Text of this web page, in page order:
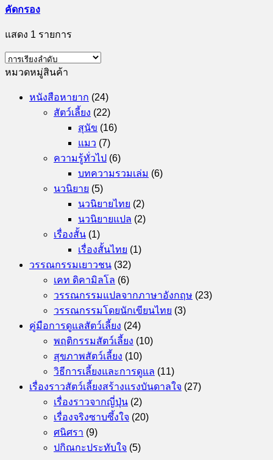
คัดกรอง
แสดง 1 รายการ
หมวดหมู่สินค้า
หนังสือหายาก (24)
สัตว์เลี้ยง (22)
สุนัข (16)
แมว (7)
ความรู้ทั่วไป (6)
บทความรวมเล่ม (6)
นวนิยาย (5)
นวนิยายไทย (2)
นวนิยายแปล (2)
เรื่องสั้น (1)
เรื่องสั้นไทย (1)
วรรณกรรมเยาวชน (32)
เคท ดิคามิลโล (6)
วรรณกรรมแปลจากภาษาอังกฤษ (23)
วรรณกรรมโดยนักเขียนไทย (3)
คู่มือการดูแลสัตว์เลี้ยง (24)
พฤติกรรมสัตว์เลี้ยง (10)
สุขภาพสัตว์เลี้ยง (10)
วิธีการเลี้ยงและการดูแล (11)
เรื่องราวสัตว์เลี้ยงสร้างแรงบันดาลใจ (27)
เรื่องราวจากญี่ปุ่น (2)
เรื่องจริงซาบซึ้งใจ (20)
ศนิศรา (9)
ปกิณกะประทับใจ (5)